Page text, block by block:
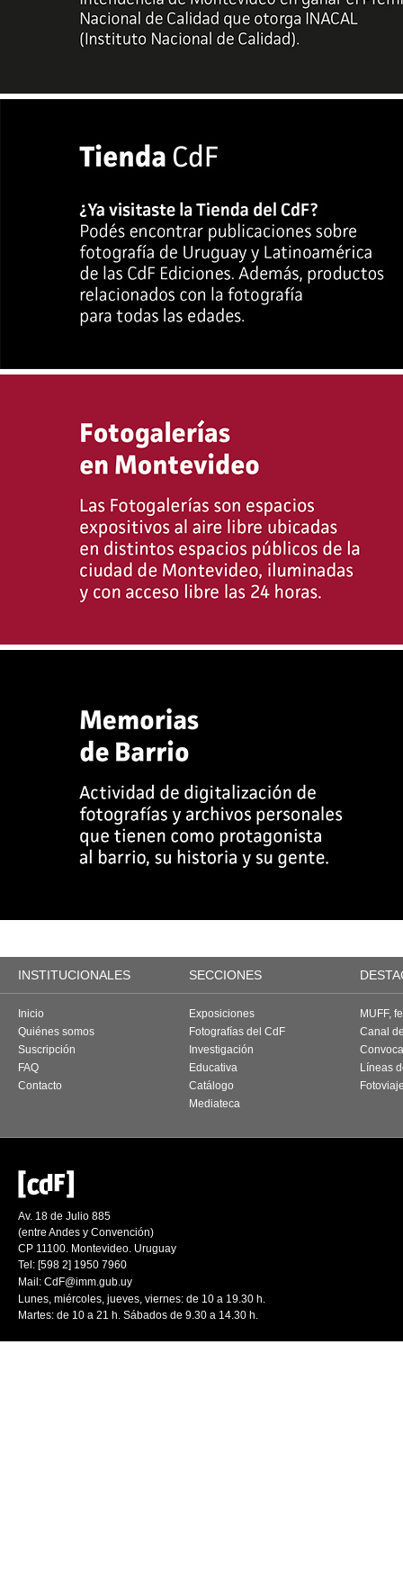
INSTITUCIONALES SECCIONES
Inicio
Quiénes somos
Suscripción
FAQ
Contacto
Exposiciones
Fotografías del CdF
Investigación
Educativa
Catálogo
Mediateca
MUFF,
Canal
Líneas
Av. 18 de Julio 885
(entre Andes y Convención)
CP 11100. Montevideo. Uruguay
Tel: [598 2] 1950 7960
Mail: CdF@imm.gub.uy
Lunes, miércoles, jueves, viernes: de 10 a 19.30 h.
Martes: de 10 a 21 h. Sábados de 9.30 a 14.30 h.